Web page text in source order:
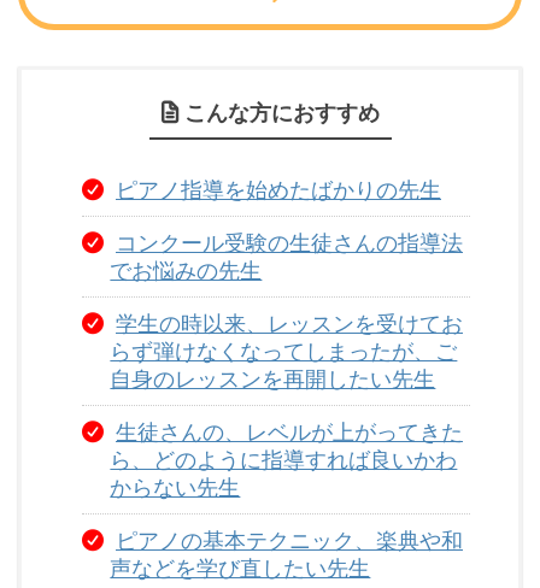
こんな方におすすめ
ピアノ指導を始めたばかりの先生
コンクール受験の生徒さんの指導法
でお悩みの先生
学生の時以来、レッスンを受けてお
らず弾けなくなってしまったが、ご
自身のレッスンを再開したい先生
生徒さんの、レベルが上がってきた
ら、どのように指導すれば良いかわ
からない先生
ピアノの基本テクニック、楽典や和
声などを学び直したい先生